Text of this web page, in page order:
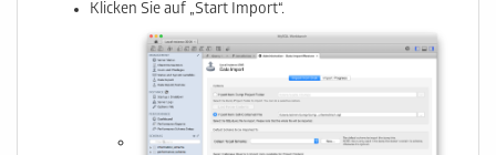
Klicken Sie auf „Start Import“.